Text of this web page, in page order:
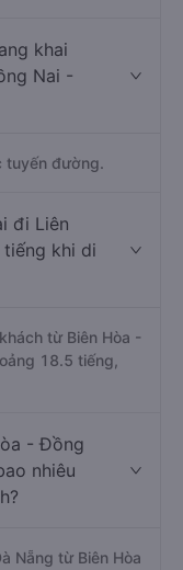
khai
Nai -
tuyến đường.
đi Liên
khi di
từ Biên Hòa -
18.5 tiếng,
- Đồng
nhiêu
Nẵng từ Biên Hòa